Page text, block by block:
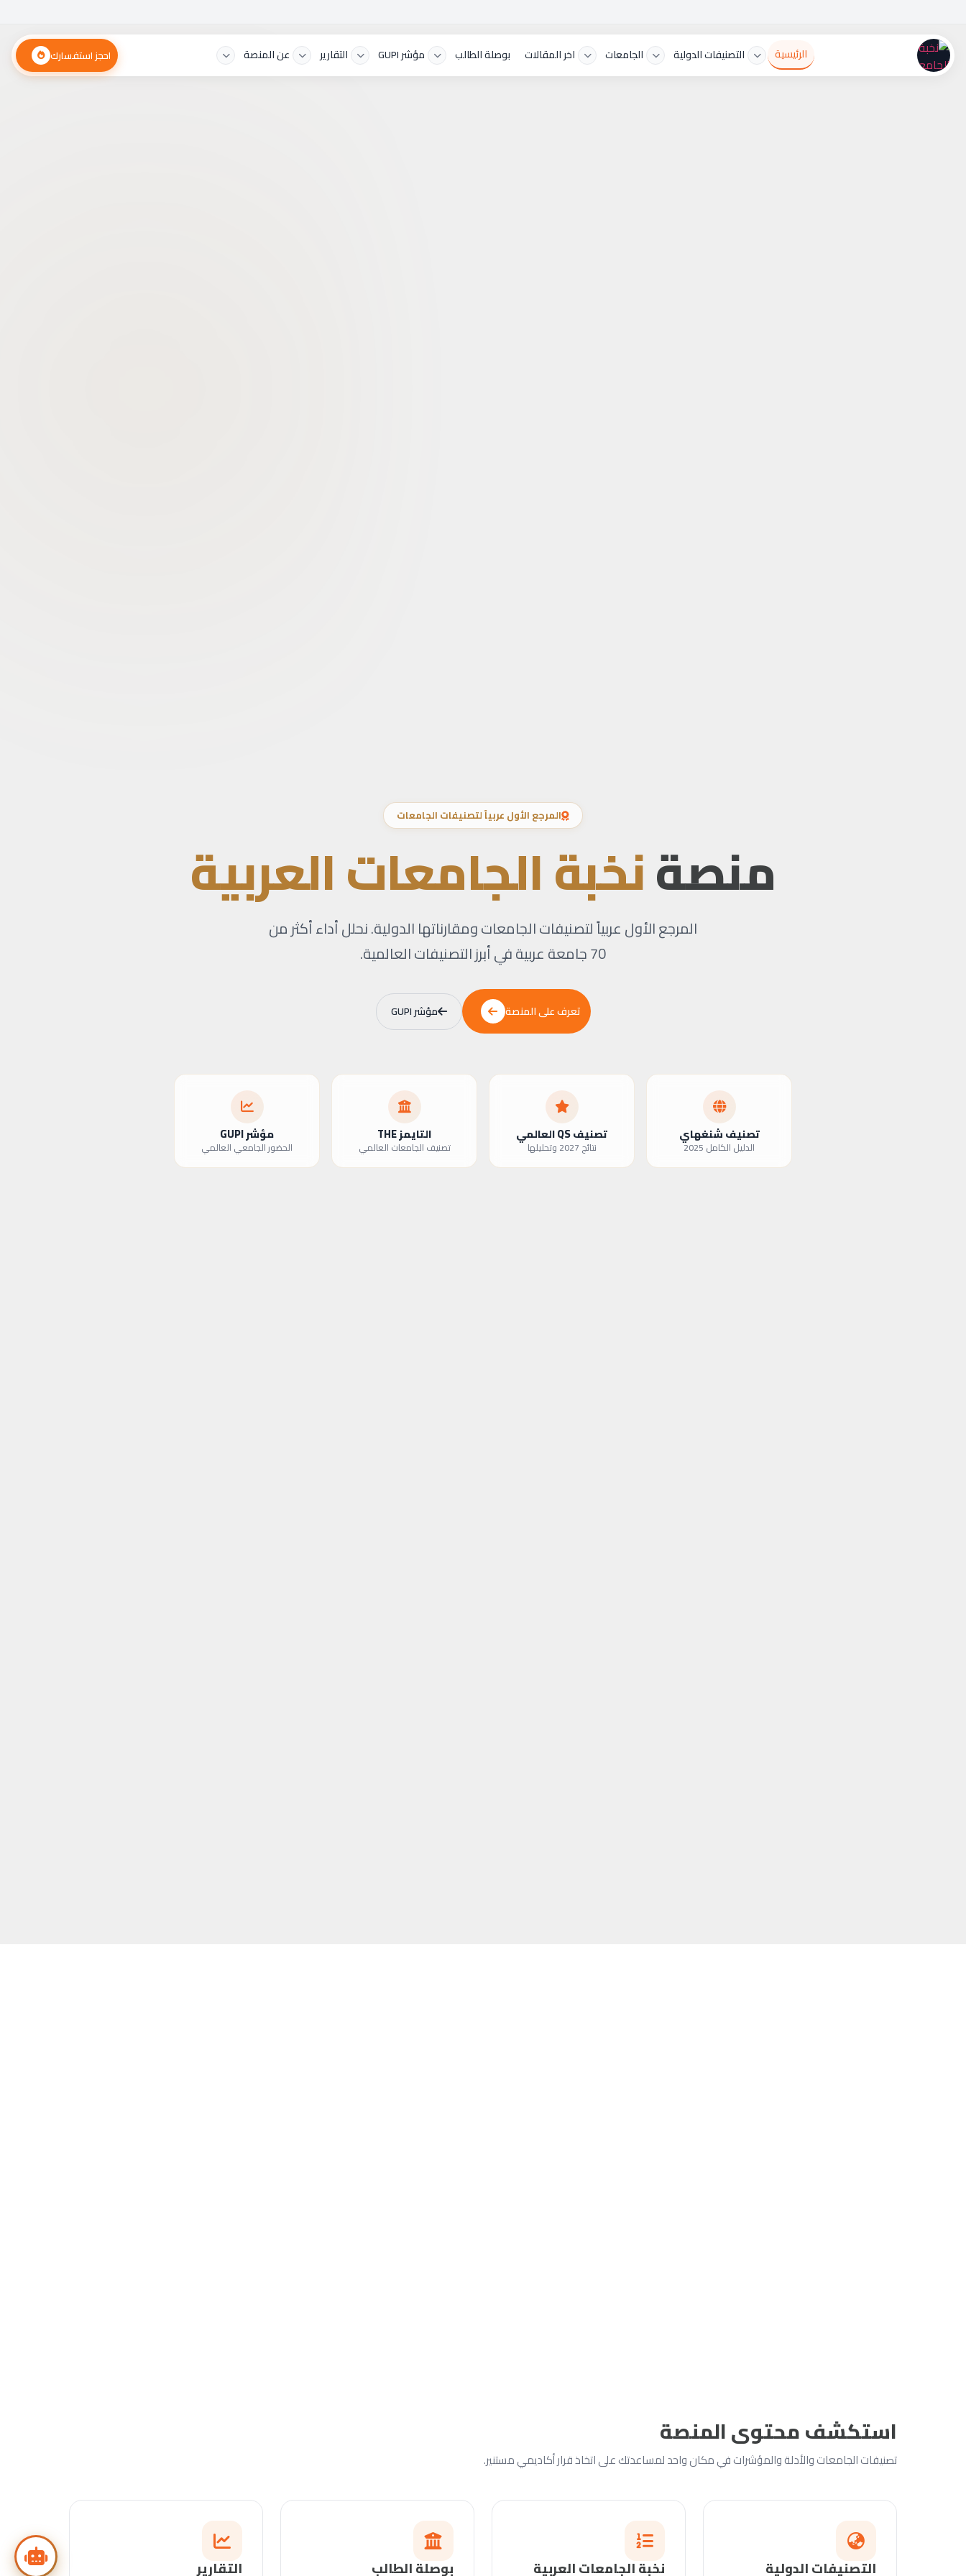
الرئيسية التصنيفات الدولية الجامعات اخر المقالات بوصلة الطالب مؤشر GUPI التقارير عن المنصة
احجز استفسارك
احجز استفسارك
المرجع الأول عربياً لتصنيفات الجامعات
منصةنخبة الجامعات العربية
المرجع الأول عربياً لتصنيفات الجامعات ومقارناتها الدولية. نحلل أداء أكثر من
70 جامعة عربية في أبرز التصنيفات العالمية.
تعرف على المنصة
تعرف على المنصة
مؤشر GUPI
تصنيف شنغهاي
الدليل الكامل 2025
تصنيف QS العالمي
نتائج 2027 وتحليلها
التايمز THE
تصنيف الجامعات العالمي
مؤشر GUPI
الحضور الجامعي العالمي
استكشف محتوى المنصة
تصنيفات الجامعات والأدلة والمؤشرات في مكان واحد لمساعدتك على اتخاذ قرار أكاديمي مستنير.
التصنيفات الدولية نخبة الجامعات العربية بوصلة الطالب التقارير